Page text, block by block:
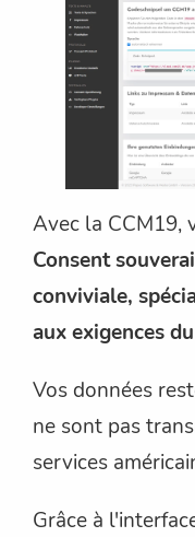
Avec la CCM19,
Consent
conviviale,
aux exigences
Vos données
ne sont pas
services
Grâce à